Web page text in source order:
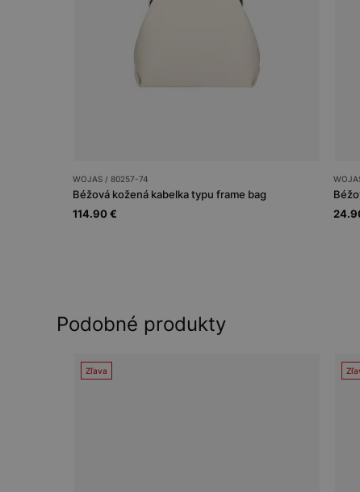
WOJAS / 80257-74
Béžová kožená kabelka typu frame bag
114.90 €
Podobné produkty
Zľava